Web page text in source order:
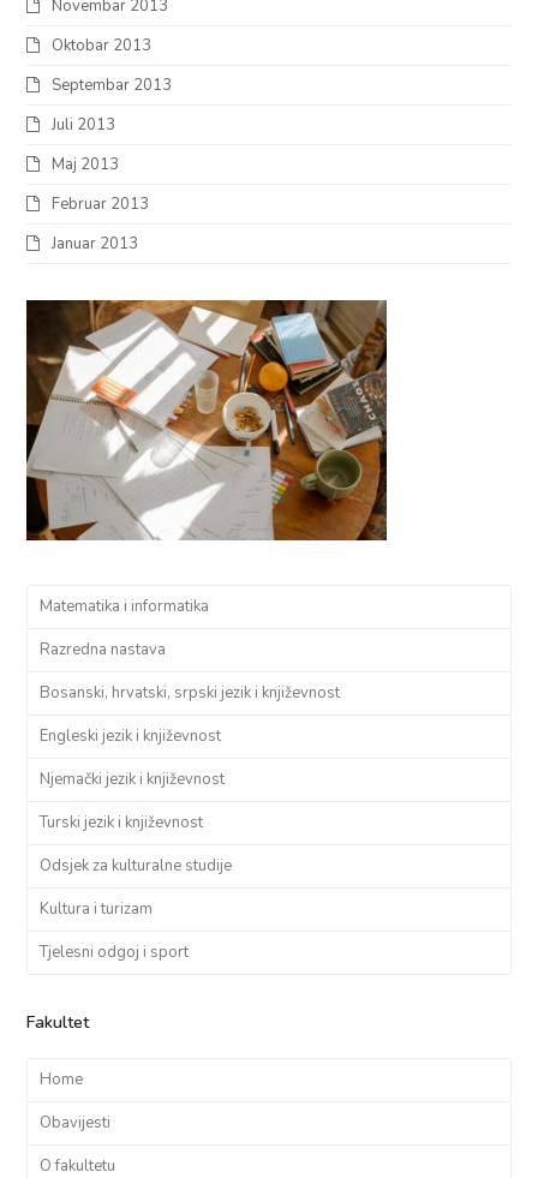
Novembar 2013
Oktobar 2013
Septembar 2013
Juli 2013
Maj 2013
Februar 2013
Januar 2013
Matematika i informatika
Razredna nastava
Bosanski, hrvatski, srpski jezik i književnost
Engleski jezik i književnost
Njemački jezik i književnost
Turski jezik i književnost
Odsjek za kulturalne studije
Kultura i turizam
Tjelesni odgoj i sport
Fakultet
Home
Obavijesti
O fakultetu